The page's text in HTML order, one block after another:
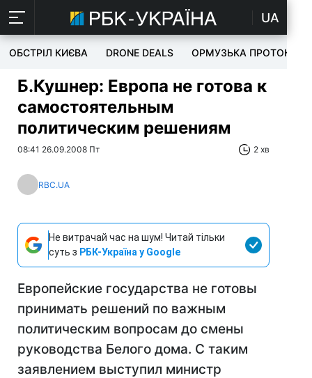
UA
ОБСТРІЛ КИЄВА DRONE DEALS ОРМУЗЬКА ПРОТОКА
Б.Кушнер: Европа не готова к
самостоятельным
политическим решениям
08:41 26.09.2008 Пт 2 хв
RBC.UA
Не витрачай час на шум! Читай тільки
суть з РБК-Україна у Google
Европейские государства не готовы
принимать решений по важным
политическим вопросам до смены
руководства Белого дома. С таким
заявлением выступил министр